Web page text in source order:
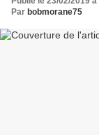
Par bobmorane75